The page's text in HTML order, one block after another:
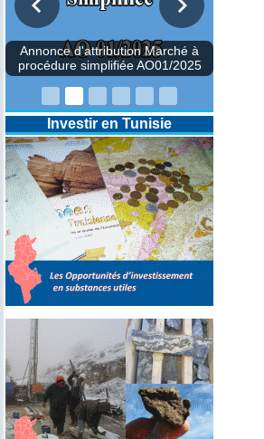
Annonce
procédure
Investir en Tunisie